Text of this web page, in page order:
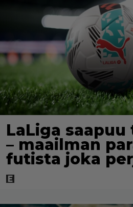
LaLiga
– maailman
futista joka